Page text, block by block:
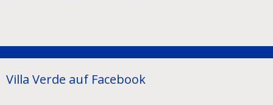
Villa Verde auf Facebook